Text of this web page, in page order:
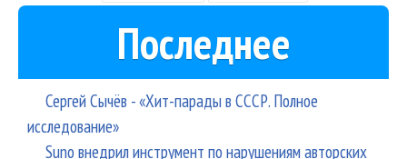
Последнее
Сергей Сычёв - «Хит-парады в СССР. Полное
исследование»
Suno внедрил инструмент по нарушениям авторских